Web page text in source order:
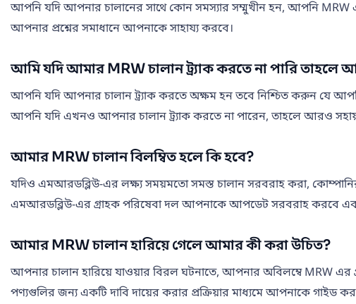
আপনি যদি আপনার চালানের সাথে কোন সমস্যার সম্মুখীন হন, আপনি MRW
আপনার প্রশ্নের সমাধানে আপনাকে সাহায্য করবে।
আমি যদি আমার MRW চালান ট্র্যাক করতে না পারি তাহলে
আপনি যদি আপনার চালান ট্র্যাক করতে অক্ষম হন তবে নিশ্চিত করুন যে আপনি
আপনি যদি এখনও আপনার চালান ট্র্যাক করতে না পারেন, তাহলে আরও
আমার MRW চালান বিলম্বিত হলে কি হবে?
যদিও এমআরডব্লিউ-এর লক্ষ্য সময়মতো সমস্ত চালান সরবরাহ করা, কোম্পানির
এমআরডব্লিউ-এর গ্রাহক পরিষেবা দল আপনাকে আপডেট সরবরাহ করবে এবং
আমার MRW চালান হারিয়ে গেলে আমার কী করা উচিত?
আপনার চালান হারিয়ে যাওয়ার বিরল ঘটনাতে, আপনার অবিলম্বে MRW
পণ্যগুলির জন্য একটি দাবি দায়ের করার প্রক্রিয়ার মাধ্যমে আপনাকে গাইড